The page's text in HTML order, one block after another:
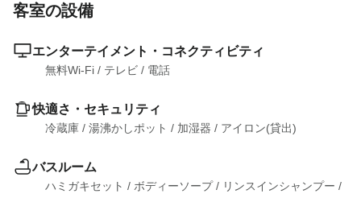
客室の設備
エンターテイメント・コネクティビティ
無料Wi-Fi / テレビ / 電話
快適さ・セキュリティ
冷蔵庫 / 湯沸かしポット / 加湿器 / アイロン(貸出)
バスルーム
ハミガキセット / ボディーソープ / リンスインシャンプー